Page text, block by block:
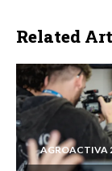
Related
AGROACTIVA